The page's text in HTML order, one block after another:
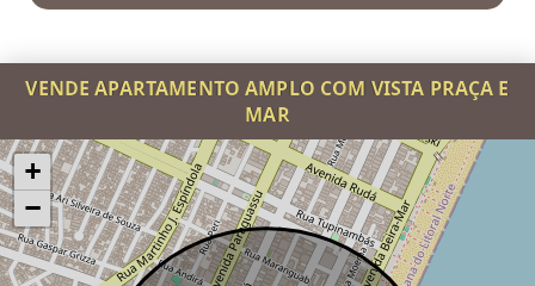
VENDE APARTAMENTO AMPLO COM VISTA PRAÇA E
MAR
+
−